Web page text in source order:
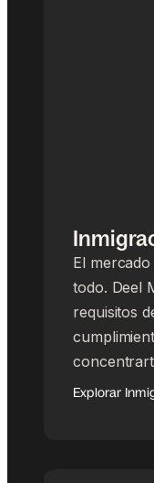
El
todo. Deel
requisitos
Explorar